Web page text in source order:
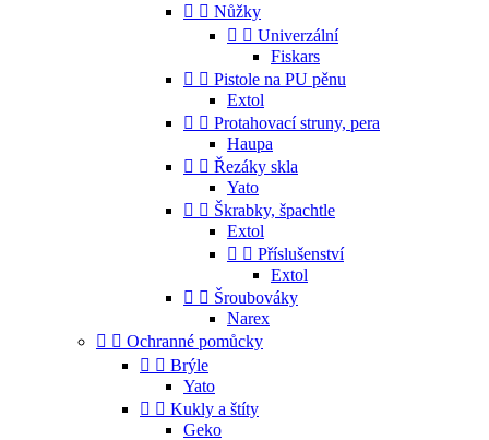
  Nůžky
  Univerzální
Fiskars
  Pistole na PU pěnu
Extol
  Protahovací struny, pera
Haupa
  Řezáky skla
Yato
  Škrabky, špachtle
Extol
  Příslušenství
Extol
  Šroubováky
Narex
  Ochranné pomůcky
  Brýle
Yato
  Kukly a štíty
Geko